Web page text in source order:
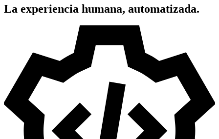
La experiencia humana, automatizada.